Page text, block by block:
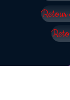
Retour